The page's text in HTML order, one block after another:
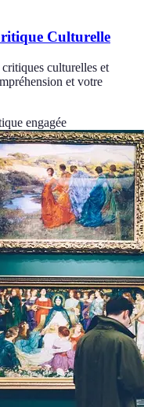
Culturelle
culturelles et
et votre
engagée